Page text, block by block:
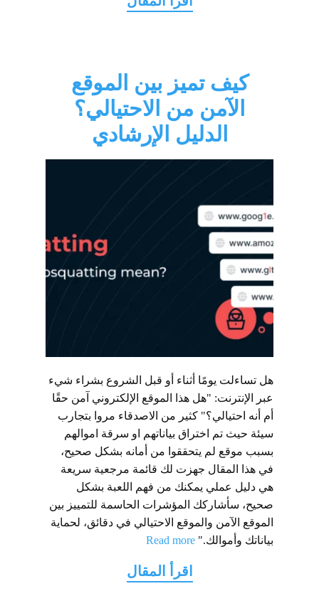
كيف تميز بين الموقع
الآمن من الاحتيالي؟
الدليل الإرشادي
هل تساءلت يومًا أثناء أو قبل الشروع بشراء شيء
عبر الإنترنت: "هل هذا الموقع الإلكتروني آمن حقًا
أم أنه احتيالي؟" كثير من الاصدقاء مروا بتجارب
سيئة حيث تم اختراق بياناتهم او سرقة اموالهم
بسبب موقع لم يتحققوا من أمانه بشكل صحيح،
في هذا المقال جهزت لك قائمة مرجعية سريعة
هي دليل عملي يمكنك من فهم اللعبة بشكل
صحيح، سأشاركك المؤشرات الحاسمة للتمييز بين
الموقع الآمن والموقع الاحتيالي في دقائق، لحماية
بياناتك وأموالك." Read more